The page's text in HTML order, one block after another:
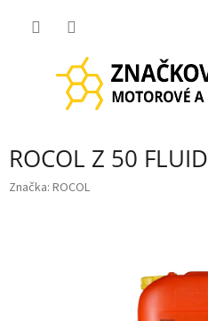
ROCOL Z 50 FLUID
Značka: ROCOL